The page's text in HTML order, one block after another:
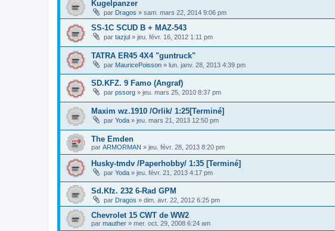
Kugelpanzer
par Dragos » sam. mars 22, 2014 9:06 pm
SS-1C SCUD B + MAZ-543
par tazjul » jeu. févr. 16, 2012 1:11 pm
TATRA ER45 4X4 "guntruck"
par MauricePoisson » lun. janv. 28, 2013 4:39 pm
SD.KFZ. 9 Famo (Angraf)
par pssorg » jeu. mars 25, 2010 8:37 pm
Maxim wz.1910 /Orlik/ 1:25[Terminé]
par Yoda » jeu. mars 21, 2013 12:50 pm
The Emden
par ARMORMAN » jeu. févr. 28, 2013 8:20 pm
Husky-tmdv /Paperhobby/ 1:35 [Terminé]
par Yoda » jeu. févr. 21, 2013 4:17 pm
Sd.Kfz. 232 6-Rad GPM
par Dragos » dim. avr. 22, 2012 6:25 pm
Chevrolet 15 CWT de WW2
par mauther » mer. oct. 29, 2008 6:24 am